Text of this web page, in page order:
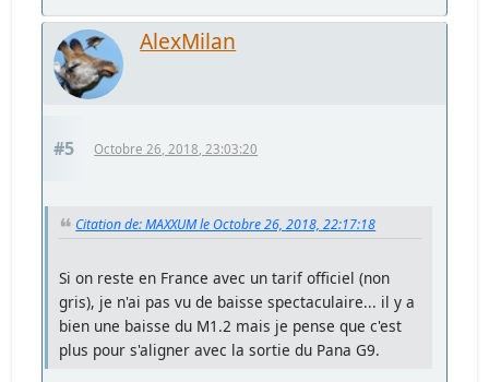
AlexMilan
#5 Octobre 26, 2018, 23:03:20
Citation de: MAXXUM le Octobre 26, 2018, 22:17:18
Si on reste en France avec un tarif officiel (non
gris), je n'ai pas vu de baisse spectaculaire... il y a
bien une baisse du M1.2 mais je pense que c'est
plus pour s'aligner avec la sortie du Pana G9.